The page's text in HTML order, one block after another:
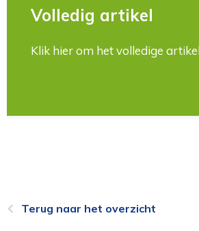
Volledig artikel
Klik hier om het volledige
Terug naar het overzicht